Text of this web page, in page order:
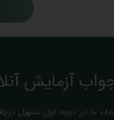
آزمایش
ما در درجه اول تسهیل